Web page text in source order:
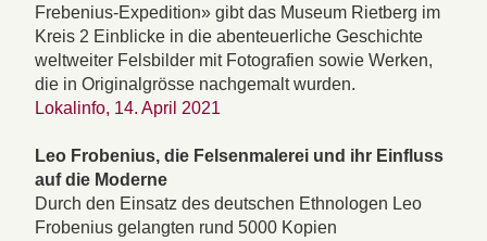
Frebenius-Expedition» gibt das Museum Rietberg im
Kreis 2 Einblicke in die abenteuerliche Geschichte
weltweiter Felsbilder mit Fotografien sowie Werken,
die in Originalgrösse nachgemalt wurden.
Lokalinfo, 14. April 2021
Leo Frobenius, die Felsenmalerei und ihr Einfluss
auf die Moderne
Durch den Einsatz des deutschen Ethnologen Leo
Frobenius gelangten rund 5000 Kopien